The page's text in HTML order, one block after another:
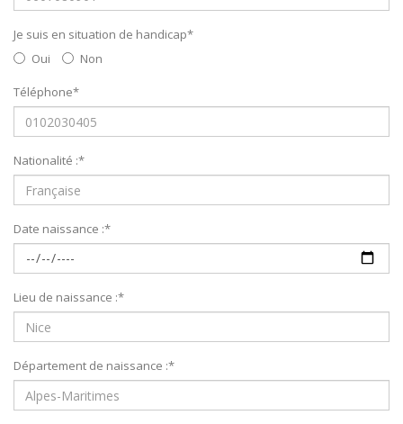
Je suis en situation de handicap*
Oui
Non
Téléphone*
Nationalité :*
Date naissance :*
Lieu de naissance :*
Département de naissance :*